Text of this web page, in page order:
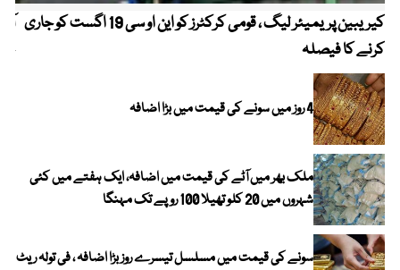
کیریبین پریمیئر لیگ ، قومی کرکٹرز کو این او سی 19 اگست کو جاری
کرنے کا فیصلہ
4 روز میں سونے کی قیمت میں بڑا اضافہ
ملک بھر میں آٹے کی قیمت میں اضافہ، ایک ہفتے میں کئی
شہروں میں 20 کلو تھیلا 100 روپے تک مہنگا
سونے کی قیمت میں مسلسل تیسرے روز بڑا اضافہ ، فی تولہ ریٹ